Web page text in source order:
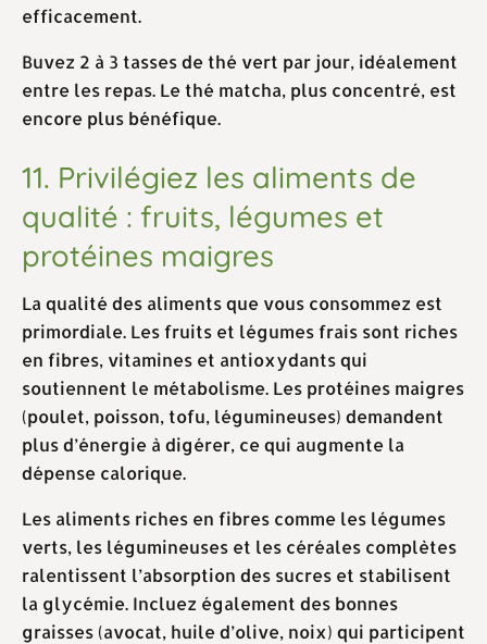
efficacement.
Buvez 2 à 3 tasses de thé vert par jour, idéalement
entre les repas. Le thé matcha, plus concentré, est
encore plus bénéfique.
11. Privilégiez les aliments de
qualité : fruits, légumes et
protéines maigres
La qualité des aliments que vous consommez est
primordiale. Les fruits et légumes frais sont riches
en fibres, vitamines et antioxydants qui
soutiennent le métabolisme. Les protéines maigres
(poulet, poisson, tofu, légumineuses) demandent
plus d’énergie à digérer, ce qui augmente la
dépense calorique.
Les aliments riches en fibres comme les légumes
verts, les légumineuses et les céréales complètes
ralentissent l’absorption des sucres et stabilisent
la glycémie. Incluez également des bonnes
graisses (avocat, huile d’olive, noix) qui participent